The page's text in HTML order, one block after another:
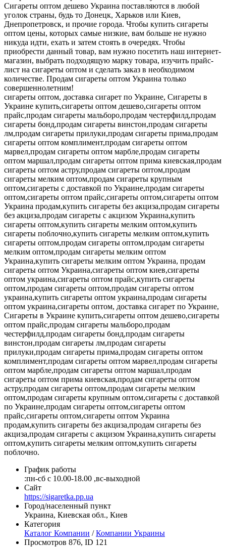
Сигареты оптом дешево Украина поставляются в любой
уголок страны, будь то Донецк, Харьков или Киев,
Днепропетровск, и прочие города. Чтобы купить сигареты
оптом цены, которых самые низкие, вам больше не нужно
никуда идти, ехать и затем стоять в очередях. Чтобы
приобрести данный товар, вам нужно посетить наш интернет-
магазин, выбрать подходящую марку товара, изучить прайс-
лист на сигареты оптом и сделать заказ в необходимом
количестве. Продам сигареты оптом Украина только
совершеннолетним!
сигареты оптом, доставка сигарет по Украине, Сигареты в
Украине купить,сигареты оптом дешево,сигареты оптом
прайс,продам сигареты мальборо,продам честерфилд,продам
сигареты бонд,продам сигареты винстон,продам сигареты
лм,продам сигареты прилуки,продам сигареты прима,продам
сигареты оптом комплимент,продам сигареты оптом
марвел,продам сигареты оптом марбле,продам сигареты
оптом маршал,продам сигареты оптом прима киевская,продам
сигареты оптом астру,продам сигареты оптом,продам
сигареты мелким оптом,продам сигареты крупным
оптом,сигареты с доставкой по Украине,продам сигареты
оптом,сигареты оптом прайс,сигареты оптом,сигареты оптом
Украина продам,купить сигареты без акциза,продам сигареты
без акциза,продам сигареты с акцизом Украина,купить
сигареты оптом,купить сигареты мелким оптом,купить
сигареты поблочно,купить сигареты мелким оптом,купить
сигареты оптом,продам сигареты оптом,продам сигареты
мелким оптом,продам сигареты мелким оптом
Украина,купить сигареты мелким оптом Украина, продам
сигареты оптом Украина,сигареты оптом киев,сигареты
оптом украина,сигареты оптом прайс,купить сигареты
оптом,продам сигареты оптом,продам сигареты оптом
украина,купить сигареты оптом украина,продам сигареты
оптом украина,сигареты оптом, доставка сигарет по Украине,
Сигареты в Украине купить,сигареты оптом дешево,сигареты
оптом прайс,продам сигареты мальборо,продам
честерфилд,продам сигареты бонд,продам сигареты
винстон,продам сигареты лм,продам сигареты
прилуки,продам сигареты прима,продам сигареты оптом
комплимент,продам сигареты оптом марвел,продам сигареты
оптом марбле,продам сигареты оптом маршал,продам
сигареты оптом прима киевская,продам сигареты оптом
астру,продам сигареты оптом,продам сигареты мелким
оптом,продам сигареты крупным оптом,сигареты с доставкой
по Украине,продам сигареты оптом,сигареты оптом
прайс,сигареты оптом,сигареты оптом Украина
продам,купить сигареты без акциза,продам сигареты без
акциза,продам сигареты с акцизом Украина,купить сигареты
оптом,купить сигареты мелким оптом,купить сигареты
поблочно.
График работы
:пн-сб c 10.00-18.00 ,вс-выходной
Сайт
https://sigaretka.pp.ua
Город/населенный пункт
Украина, Киевская обл., Киев
Категория
Каталог Компании /Компании Украины
Просмотров 876, ID 121